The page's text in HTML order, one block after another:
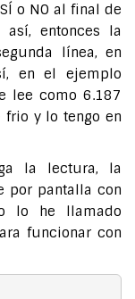
o NO al final de
entonces la
línea, en
en el ejemplo
lee como 6.187
frio y lo tengo en
la lectura, la
por pantalla con
lo he llamado
funcionar con